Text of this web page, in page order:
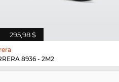
295,98 $
8936 - 2M2